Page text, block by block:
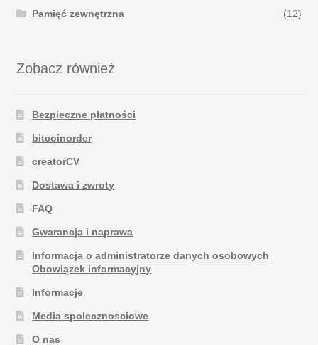
Pamięć zewnętrzna (12)
Zobacz również
Bezpieczne płatności
bitcoinorder
creatorCV
Dostawa i zwroty
FAQ
Gwarancja i naprawa
Informacja o administratorze danych osobowych
Obowiązek informacyjny
Informacje
Media spolecznosciowe
O nas